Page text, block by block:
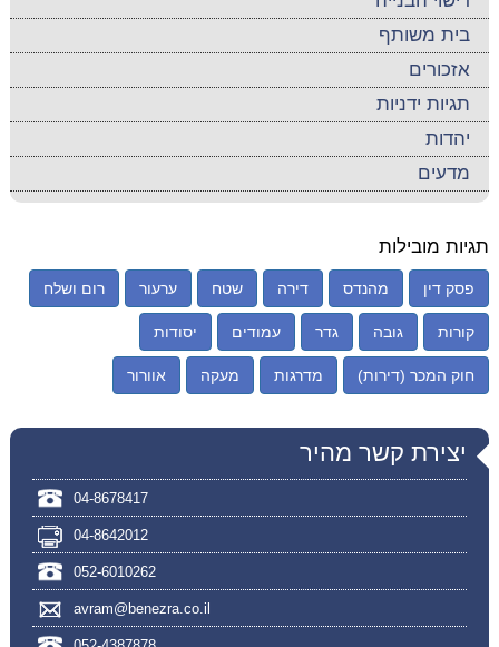
בית משותף
אזכורים
תגיות ידניות
יהדות
מדעים
תגיות מובילות
פסק דין מהנדס דירה שטח ערעור רום ושלח
קורות גובה גדר עמודים יסודות
חוק המכר (דירות) מדרגות מעקה אוורור
יצירת קשר מהיר
04-8678417
04-8642012
052-6010262
avram@benezra.co.il